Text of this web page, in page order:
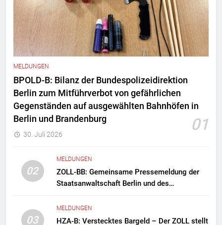
MELDUNGEN
BPOLD-B: Bilanz der Bundespolizeidirektion
Berlin zum Mitführverbot von gefährlichen
Gegenständen auf ausgewählten Bahnhöfen in
Berlin und Brandenburg
01
30. Juli 2026
02
MELDUNGEN
ZOLL-BB: Gemeinsame Pressemeldung der
Staatsanwaltschaft Berlin und des
Zollfahndung hebt mutmaßliches
Drogenlabor aus
03
MELDUNGEN
HZA-B: Verstecktes Bargeld – Der ZOLL stellt